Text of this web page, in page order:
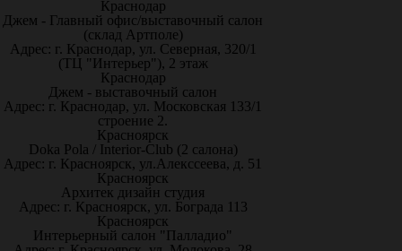
Краснодар
Джем - Главный офис/выставочный салон
(склад Артполе)
Адрес: г. Краснодар, ул. Северная, 320/1
(ТЦ "Интерьер"), 2 этаж
Краснодар
Джем - выставочный салон
Адрес: г. Краснодар, ул. Московская 133/1
строение 2.
Красноярск
Doka Pola / Interior-Club (2 салона)
Адрес: г. Красноярск, ул.Алекссеева, д. 51
Красноярск
Архитек дизайн студия
Адрес: г. Красноярск, ул. Бограда 113
Красноярск
Интерьерный салон "Палладио"